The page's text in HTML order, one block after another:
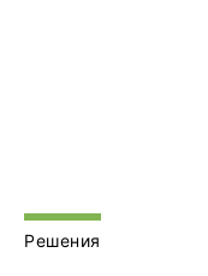
Решения